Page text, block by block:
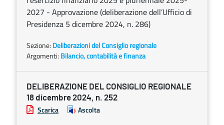
2027 - Approvazione (deliberazione dell’Ufficio di
Presidenza 5 dicembre 2024, n. 286)
Sezione: Deliberazioni del Consiglio regionale
Argomenti: Bilancio, contabilità e finanza
DELIBERAZIONE DEL CONSIGLIO REGIONALE
18 dicembre 2024, n. 252
Scarica Ascolta